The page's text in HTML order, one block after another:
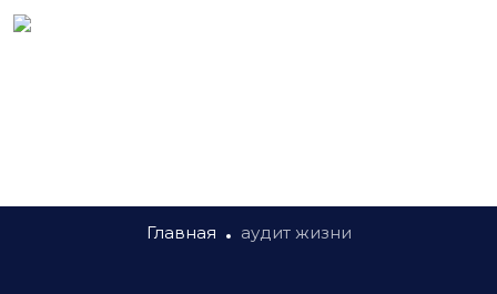
Главная аудит жизни